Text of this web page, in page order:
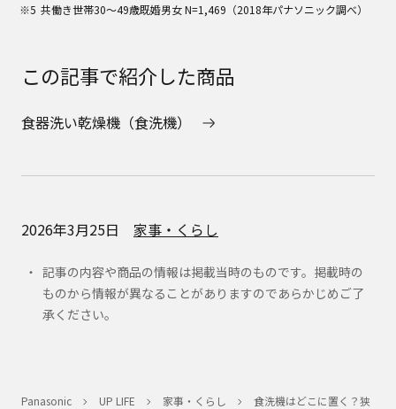
共働き世帯30～49歳既婚男女 N=1,469（2018年パナソニック調べ）
この記事で紹介した商品
食器洗い乾燥機（食洗機）
2026年3月25日 家事・くらし
記事の内容や商品の情報は掲載当時のものです。掲載時の
ものから情報が異なることがありますのであらかじめご了
承ください。
Panasonic UP LIFE 家事・くらし
食洗機はどこに置く？狭